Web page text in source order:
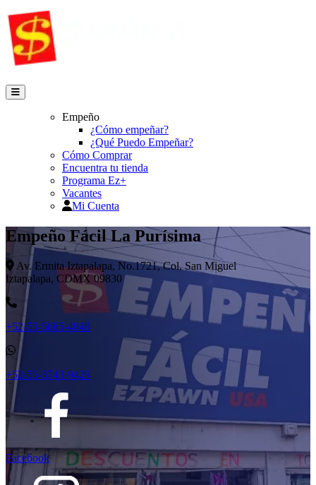
Empeño
¿Cómo empeñar?
¿Qué Puedo Empeñar?
Cómo Comprar
Encuentra tu tienda
Programa Ez+
Vacantes
Mi Cuenta
Empeño Fácil La Purísima
Av. Ermita Iztapalapa, No.1721, Col. San Miguel
Iztapalapa, CDMX 09830
+52-55-5685-4849
+52-55-3743-9429
Facebook